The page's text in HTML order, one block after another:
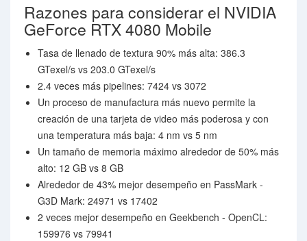
Razones para considerar el NVIDIA
GeForce RTX 4080 Mobile
Tasa de llenado de textura 90% más alta: 386.3
GTexel/s vs 203.0 GTexel/s
2.4 veces más pipelines: 7424 vs 3072
Un proceso de manufactura más nuevo permite la
creación de una tarjeta de video más poderosa y con
una temperatura más baja: 4 nm vs 5 nm
Un tamaño de memoria máximo alrededor de 50% más
alto: 12 GB vs 8 GB
Alrededor de 43% mejor desempeño en PassMark -
G3D Mark: 24971 vs 17402
2 veces mejor desempeño en Geekbench - OpenCL:
159976 vs 79941